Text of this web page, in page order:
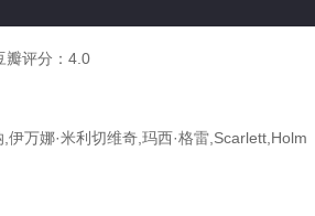
瓣评分： 4.0
伊万娜·米利切维奇,玛西·格雷,Scarlett,Holm